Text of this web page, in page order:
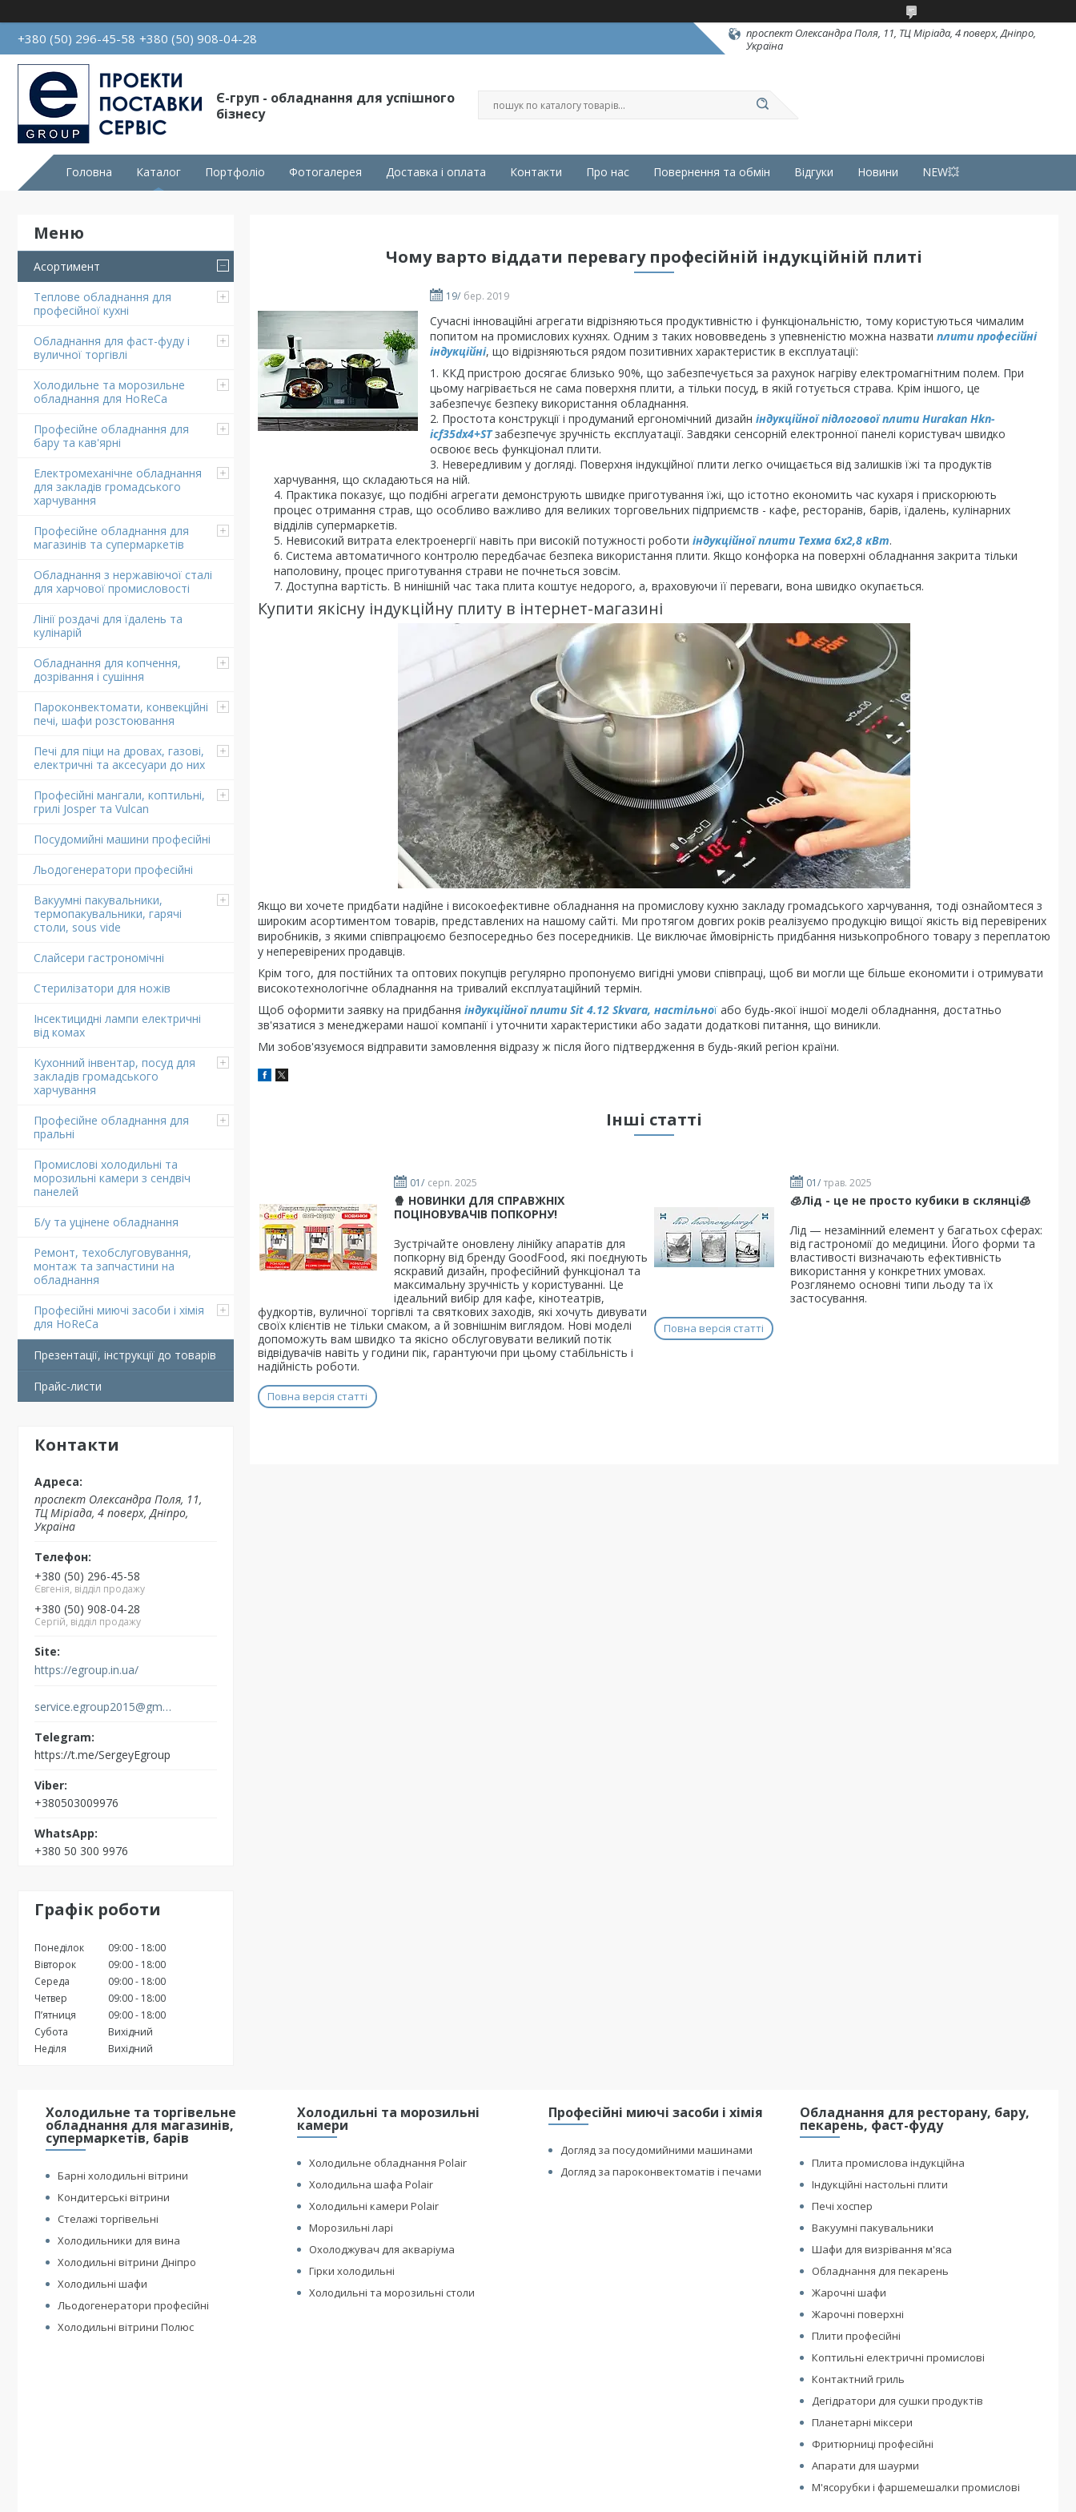
+380 (50) 296-45-58 +380 (50) 908-04-28
проспект Олександра Поля, 11, ТЦ Міріада, 4 поверх, Дніпро,
Україна
Є-груп - обладнання для успішного
бізнесу
Головна Каталог Портфоліо Фотогалерея Доставка і оплата Контакти Про нас Повернення та обмін Відгуки Новини NEW💥
Асортимент
Теплове обладнання для
професійної кухні
Обладнання для фаст-фуду і
вуличної торгівлі
Холодильне та морозильне
обладнання для HoReCa
Професійне обладнання для
бару та кав'ярні
Електромеханічне обладнання
для закладів громадського
харчування
Професійне обладнання для
магазинів та супермаркетів
Обладнання з нержавіючої сталі
для харчової промисловості
Лінії роздачі для їдалень та
кулінарій
Обладнання для копчення,
дозрівання і сушіння
Пароконвектомати, конвекційні
печі, шафи розстоювання
Печі для піци на дровах, газові,
електричні та аксесуари до них
Професійні мангали, коптильні,
грилі Josper та Vulcan
Посудомийні машини професійні
Льодогенератори професійні
Вакуумні пакувальники,
термопакувальники, гарячі
столи, sous vide
Слайсери гастрономічні
Стерилізатори для ножів
Інсектицидні лампи електричні
від комах
Кухонний інвентар, посуд для
закладів громадського
харчування
Професійне обладнання для
пральні
Промислові холодильні та
морозильні камери з сендвіч
панелей
Б/у та уцінене обладнання
Ремонт, техобслуговування,
монтаж та запчастини на
обладнання
Професійні миючі засоби і хімія
для HoReCa
Презентації, інструкції до товарів
Прайс-листи
Контакти
проспект Олександра Поля, 11,
ТЦ Міріада, 4 поверх, Дніпро,
Україна
+380 (50) 296-45-58
Євгенія, відділ продажу
+380 (50) 908-04-28
Сергій, відділ продажу
https://egroup.in.ua/
service.egroup2015@gmail.com
https://t.me/SergeyEgroup
+380503009976
+380 50 300 9976
Графік роботи
Понеділок 09:00
18:00
Вівторок
09:00
18:00
Середа
09:00
18:00
Четвер
09:00
18:00
Пʼятниця
09:00
18:00
Субота
Вихідний
Неділя
Вихідний
Чому варто віддати перевагу професійній індукційній плиті
19/ бер. 2019
Сучасні інноваційні агрегати відрізняються продуктивністю і функціональністю, тому користуються чималим
попитом на промислових кухнях. Одним з таких нововведень з упевненістю можна назвати плити професійні
індукційні, що відрізняються рядом позитивних характеристик в експлуатації:
ККД пристрою досягає близько 90%, що забезпечується за рахунок нагріву електромагнітним полем. При
цьому нагрівається не сама поверхня плити, а тільки посуд, в якій готується страва. Крім іншого, це
забезпечує безпеку використання обладнання.
Простота конструкції і продуманий ергономічний дизайн індукційної підлогової плити Hurakan Hkn-
icf35dx4+STзабезпечує зручність експлуатації. Завдяки сенсорній електронної панелі користувач швидко
освоює весь функціонал плити.
Невередливим у догляді. Поверхня індукційної плити легко очищається від залишків їжі та продуктів
харчування, що складаються на ній.
Практика показує, що подібні агрегати демонструють швидке приготування їжі, що істотно економить час кухаря і прискорюють
процес отримання страв, що особливо важливо для великих торговельних підприємств - кафе, ресторанів, барів, їдалень, кулінарних
відділів супермаркетів.
Невисокий витрата електроенергії навіть при високій потужності роботи індукційної плити Техма 6х2,8 кВт.
Система автоматичного контролю передбачає безпека використання плити. Якщо конфорка на поверхні обладнання закрита тільки
наполовину, процес приготування страви не почнеться зовсім.
Доступна вартість. В нинішній час така плита коштує недорого, а, враховуючи її переваги, вона швидко окупається.
Купити якісну індукційну плиту в інтернет-магазині
Якщо ви хочете придбати надійне і високоефективне обладнання на промислову кухню закладу громадського харчування, тоді ознайомтеся з
широким асортиментом товарів, представлених на нашому сайті. Ми протягом довгих років реалізуємо продукцію вищої якість від перевірених
виробників, з якими співпрацюємо безпосередньо без посередників. Це виключає ймовірність придбання низькопробного товару з переплатою
у неперевірених продавців.
Крім того, для постійних та оптових покупців регулярно пропонуємо вигідні умови співпраці, щоб ви могли ще більше економити і отримувати
високотехнологічне обладнання на тривалий експлуатаційний термін.
Щоб оформити заявку на придбання індукційної плити Sit 4.12 Skvara, настільної або будь-якої іншої моделі обладнання, достатньо
зв'язатися з менеджерами нашої компанії і уточнити характеристики або задати додаткові питання, що виникли.
Ми зобов'язуємося відправити замовлення відразу ж після його підтвердження в будь-який регіон країни.
Інші статті
01/ серп. 2025
🍿 НОВИНКИ ДЛЯ СПРАВЖНІХ
ПОЦІНОВУВАЧІВ ПОПКОРНУ!
Зустрічайте оновлену лінійку апаратів для
попкорну від бренду GoodFood, які поєднують
яскравий дизайн, професійний функціонал та
максимальну зручність у користуванні. Це
ідеальний вибір для кафе, кінотеатрів,
фудкортів, вуличної торгівлі та святкових заходів, які хочуть дивувати
своїх клієнтів не тільки смаком, а й зовнішнім виглядом. Нові моделі
допоможуть вам швидко та якісно обслуговувати великий потік
відвідувачів навіть у години пік, гарантуючи при цьому стабільність і
надійність роботи.
Повна версія статті
01/ трав. 2025
🧊Лід - це не просто кубики в склянці🧊
​Лід — незамінний елемент у багатьох сферах:
від гастрономії до медицини. Його форми та
властивості визначають ефективність
використання у конкретних умовах.
Розглянемо основні типи льоду та їх
застосування.
Повна версія статті
Холодильне та торгівельне
обладнання для магазинів,
супермаркетів, барів
Барні холодильні вітрини
Кондитерські вітрини
Стелажі торгівельні
Холодильники для вина
Холодильні вітрини Дніпро
Холодильні шафи
Льодогенератори професійні
Холодильні вітрини Полюс
Холодильні та морозильні
камери
Холодильне обладнання Polair
Холодильна шафа Polair
Холодильні камери Polair
Морозильні ларі
Охолоджувач для акваріума
Гірки холодильні
Холодильні та морозильні столи
Професійні миючі засоби і хімія
Догляд за посудомийними машинами
Догляд за пароконвектоматів і печами
Обладнання для ресторану, бару,
пекарень, фаст-фуду
Плита промислова індукційна
Індукційні настольні плити
Печі хоспер
Вакуумні пакувальники
Шафи для визрівання м'яса
Обладнання для пекарень
Жарочні шафи
Жарочні поверхні
Плити професійні
Коптильні електричні промислові
Контактний гриль
Дегідратори для сушки продуктів
Планетарні міксери
Фритюрниці професійні
Апарати для шаурми
М'ясорубки і фаршемешалки промислові